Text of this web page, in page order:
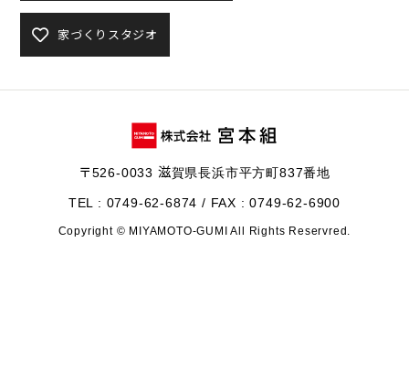
家づくりスタジオ
〒526-0033 滋賀県長浜市平方町837番地
TEL : 0749-62-6874 / FAX : 0749-62-6900
Copyright © MIYAMOTO-GUMI All Rights Reservred.